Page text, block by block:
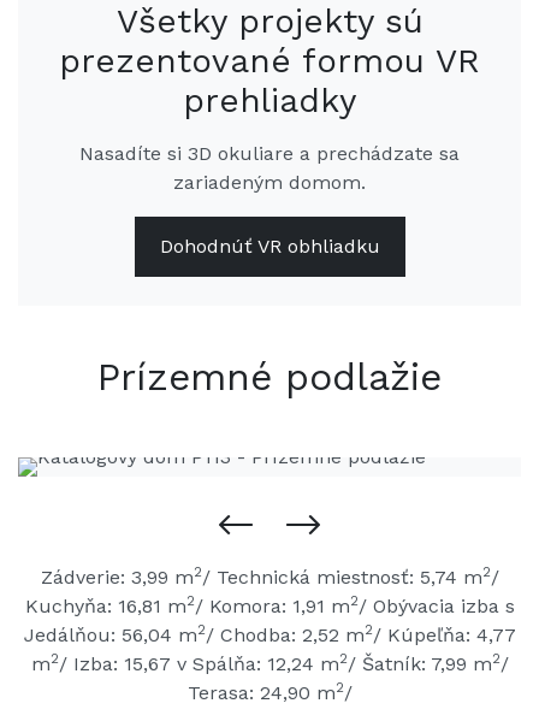
Všetky projekty sú
prezentované formou VR
prehliadky
Nasadíte si 3D okuliare a prechádzate sa
zariadeným domom.
Dohodnúť VR obhliadku
Prízemné podlažie
Zádverie: 3,99 m2/ Technická miestnosť: 5,74 m2/
Kuchyňa: 16,81 m2/ Komora: 1,91 m2/ Obývacia izba s
Jedálňou: 56,04 m2/ Chodba: 2,52 m2/ Kúpeľňa: 4,77
m2/ Izba: 15,67 v Spálňa: 12,24 m2/ Šatník: 7,99 m2/
Terasa: 24,90 m2/